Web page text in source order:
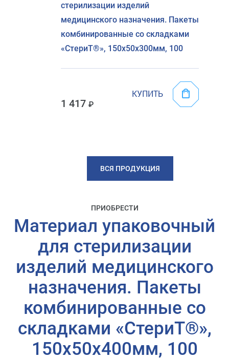
стерилизации изделий
медицинского назначения. Пакеты
комбинированные со складками
«СтериТ®», 150х50х300мм, 100
1 417
КУПИТЬ
ВСЯ ПРОДУКЦИЯ
ПРИОБРЕСТИ
Материал упаковочный
для стерилизации
изделий медицинского
назначения. Пакеты
комбинированные со
складками «СтериТ®»,
150х50х400мм, 100